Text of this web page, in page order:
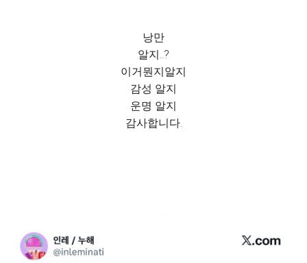
낭만
알지..?
이거뭔지알지
감성 알지
운명 알지
감사합니다.